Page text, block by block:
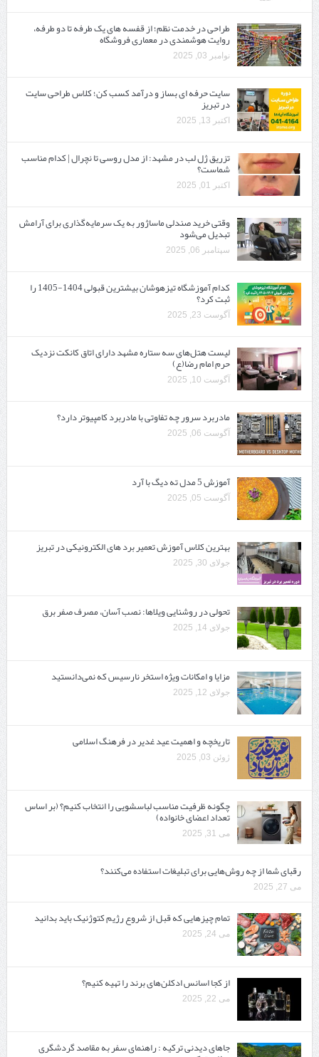
طراحی در خدمت نظم؛ از قفسه ‌های یک‌ طرفه تا دو طرفه،
روایت هوشمندی در معماری فروشگاه
نوامبر 03, 2025
سایت حرفه ‌ای بساز و درآمد کسب کن؛ کلاس طراحی سایت
در تبریز
اکتبر 13, 2025
تزریق ژل لب در مشهد: از مدل روسی تا نچرال | کدام مناسب
شماست؟
اکتبر 01, 2025
وقتی خرید صندلی ماساژور به یک سرمایه‌گذاری برای آرامش
تبدیل می‌شود
سپتامبر 06, 2025
کدام آموزشگاه تیزهوشان بیشترین قبولی 1404-1405 را
ثبت کرد؟
آگوست 23, 2025
لیست هتل‌های سه ستاره مشهد دارای اتاق کانکت نزدیک
حرم امام رضا(ع)
آگوست 10, 2025
مادربرد سرور چه تفاوتی با مادربرد کامپیوتر دارد؟
آگوست 06, 2025
آموزش 5 مدل ته دیگ با آرد
آگوست 05, 2025
بهترین کلاس آموزش تعمیر برد های الکترونیکی در تبریز
جولای 30, 2025
تحولی در روشنایی ویلاها: نصب آسان، مصرف صفر برق
جولای 14, 2025
مزایا و امکانات ویژه استخر نارسیس که نمی‌دانستید
جولای 12, 2025
تاریخچه و اهمیت عید غدیر در فرهنگ اسلامی
ژوئن 03, 2025
چگونه ظرفیت مناسب لباسشویی را انتخاب کنیم؟ (بر اساس
تعداد اعضای خانواده)
می 31, 2025
رقبای شما از چه روش‌هایی برای تبلیغات استفاده می‌کنند؟
می 27, 2025
تمام چیزهایی که قبل از شروع رژیم کتوژنیک باید بدانید‎
می 24, 2025
از کجا اسانس ادکلن‌های برند را تهیه کنیم؟
می 22, 2025
جاهای دیدنی ترکیه : راهنمای سفر به مقاصد گردشگری